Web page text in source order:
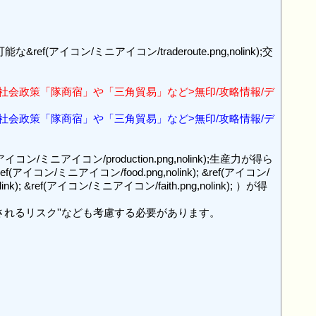
な&ref(アイコン/ミニアイコン/traderoute.png,nolink);交
会政策「隊商宿」や「三角貿易」など>無印/攻略情報/デ
会政策「隊商宿」や「三角貿易」など>無印/攻略情報/デ
コン/ミニアイコン/production.png,nolink);生産力が得ら
アイコン/ミニアイコン/food.png,nolink); &ref(アイコン/
&ref(アイコン/ミニアイコン/faith.png,nolink); ）が得
るリスク''なども考慮する必要があります。